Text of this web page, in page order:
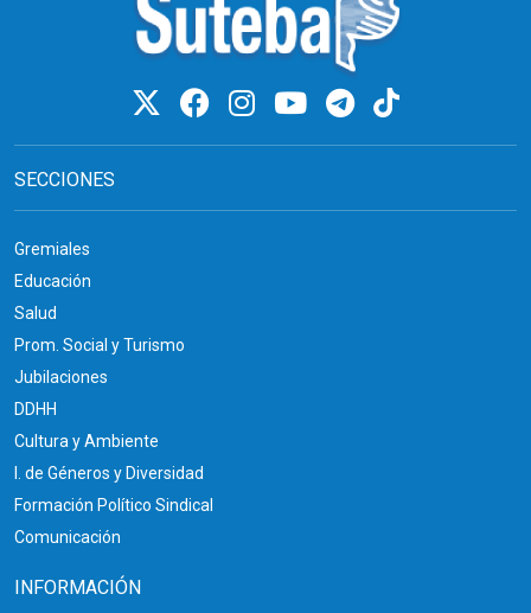
SECCIONES
Gremiales
Educación
Salud
Prom. Social y Turismo
Jubilaciones
DDHH
Cultura y Ambiente
I. de Géneros y Diversidad
Formación Político Sindical
Comunicación
INFORMACIÓN